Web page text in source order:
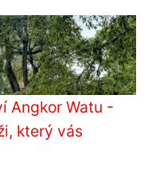
Angkor Watu -
který vás